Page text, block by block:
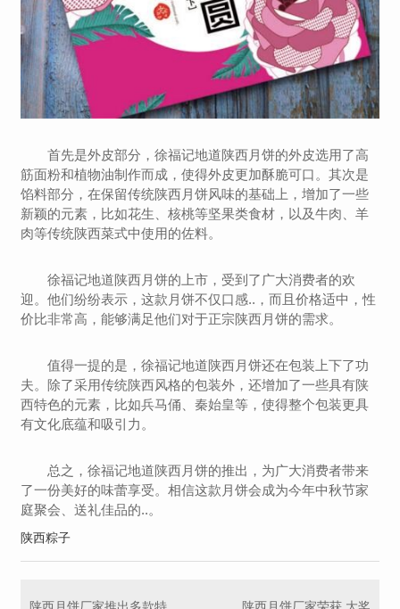
首先是外皮部分，徐福记地道陕西月饼的外皮选用了高
筋面粉和植物油制作而成，使得外皮更加酥脆可口。其次是
馅料部分，在保留传统陕西月饼风味的基础上，增加了一些
新颖的元素，比如花生、核桃等坚果类食材，以及牛肉、羊
肉等传统陕西菜式中使用的佐料。
徐福记地道陕西月饼的上市，受到了广大消费者的欢
迎。他们纷纷表示，这款月饼不仅口感..，而且价格适中，性
价比非常高，能够满足他们对于正宗陕西月饼的需求。
值得一提的是，徐福记地道陕西月饼还在包装上下了功
夫。除了采用传统陕西风格的包装外，还增加了一些具有陕
西特色的元素，比如兵马俑、秦始皇等，使得整个包装更具
有文化底蕴和吸引力。
总之，徐福记地道陕西月饼的推出，为广大消费者带来
了一份美好的味蕾享受。相信这款月饼会成为今年中秋节家
庭聚会、送礼佳品的..。
陕西粽子
陕西月饼厂家荣获 大奖